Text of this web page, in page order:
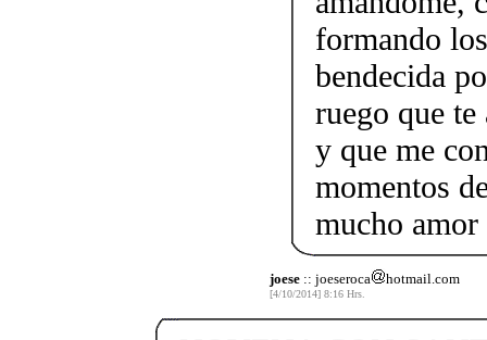
formando
bendecida
ruego que
y que me
momentos
mucho
joese:: joeseroca hotmail.com
[4/10/2014] 8:16 Hrs.